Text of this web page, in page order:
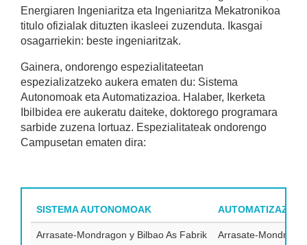
Energiaren Ingeniaritza eta Ingeniaritza Mekatronikoa
titulo ofizialak dituzten ikasleei zuzenduta. Ikasgai
osagarriekin: beste ingeniaritzak.
Gainera, ondorengo espezialitateetan
espezializatzeko aukera ematen du: Sistema
Autonomoak eta Automatizazioa. Halaber, Ikerketa
Ibilbidea ere aukeratu daiteke, doktorego programara
sarbide zuzena lortuaz. Espezialitateak ondorengo
Campusetan ematen dira:
SISTEMA AUTONOMOAK AUTOMATIZAZIOA
Arrasate-Mondragon y Bilbao As Fabrik Arrasate-